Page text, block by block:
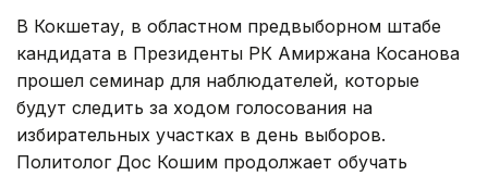
В Кокшетау, в областном предвыборном штабе
кандидата в Президенты РК Амиржана Косанова
прошел семинар для наблюдателей, которые
будут следить за ходом голосования на
избирательных участках в день выборов.
Политолог Дос Кошим продолжает обучать